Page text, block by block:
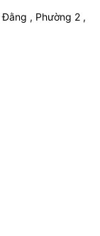
, Phường 2 ,